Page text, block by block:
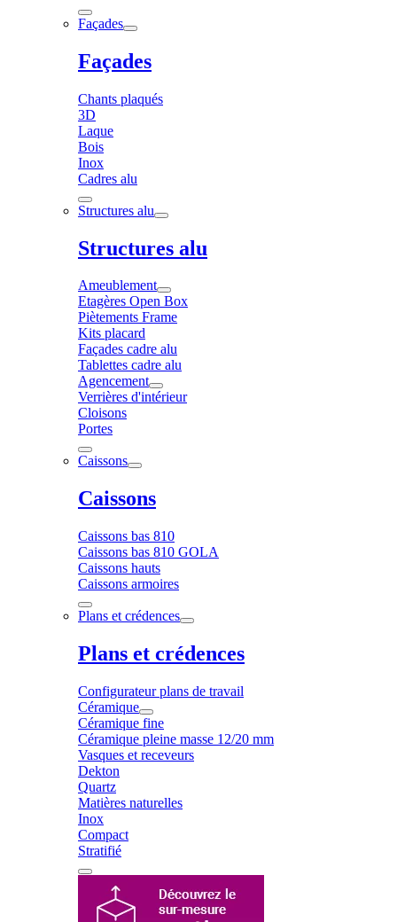
Façades
Façades
Chants plaqués
3D
Laque
Bois
Inox
Cadres alu
Structures alu
Structures alu
Ameublement
Etagères Open Box
Piètements Frame
Kits placard
Façades cadre alu
Tablettes cadre alu
Agencement
Verrières d'intérieur
Cloisons
Portes
Caissons
Caissons
Caissons bas 810
Caissons bas 810 GOLA
Caissons hauts
Caissons armoires
Plans et crédences
Plans et crédences
Configurateur plans de travail
Céramique
Céramique fine
Céramique pleine masse 12/20 mm
Vasques et receveurs
Dekton
Quartz
Matières naturelles
Inox
Compact
Stratifié